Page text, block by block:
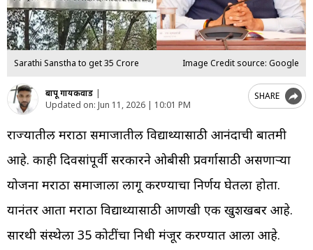
Sarathi Sanstha to get 35 Crore Image Credit source: Google
बापू गायकवाड |
Updated on: Jun 11, 2026 | 10:01 PM
SHARE
राज्यातील मराठा समाजातील विद्यार्थ्यांसाठी आनंदाची बातमी
आहे. काही दिवसांपूर्वी सरकारने ओबीसी प्रवर्गासाठी असणाऱ्या
योजना मराठा समाजाला लागू करण्याचा निर्णय घेतला होता.
यानंतर आता मराठा विद्यार्थ्यांसाठी आणखी एक खुशखबर आहे.
सारथी संस्थेला 35 कोटींचा निधी मंजूर करण्यात आला आहे.